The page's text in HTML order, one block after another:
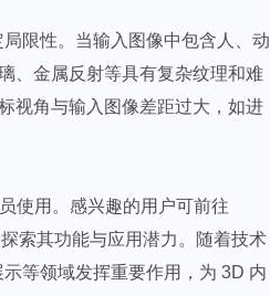
限性。当输入图像中包含人、动
、金属反射等具有复杂纹理和难
视角与输入图像差距过大，如进
使用。感兴趣的用户可前往
索其功能与应用潜力。随着技术
等领域发挥重要作用，为 3D 内